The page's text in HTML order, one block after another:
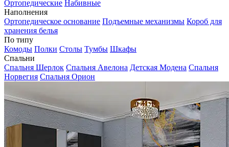
Ортопедические Набивные
Наполнения
Ортопедическое основание Подъемные механизмы Короб для
хранения белья
По типу
Комоды Полки Столы Тумбы Шкафы
Спальни
Спальня Шерлок Спальня Авелона Детская Модена Спальня
Норвегия Спальня Орион